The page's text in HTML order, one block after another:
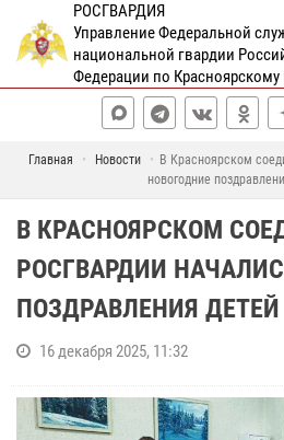
РОСГВАРДИЯ
Управление Федеральной
национальной гвардии
Федерации по Красноярскому
Главная Новости
В Красноярском
новогодние
В КРАСНОЯРСКОМ
РОСГВАРДИИ
ПОЗДРАВЛЕНИЯ ДЕТЕЙ
16 декабря 2025, 11:32